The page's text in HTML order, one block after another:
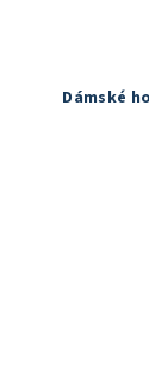
Dámské